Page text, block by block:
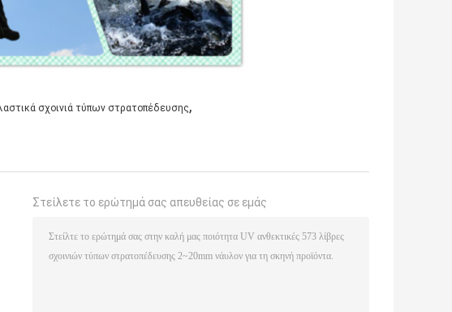
σχοινιά τύπων στρατοπέδευσης,
Στείλετε το ερώτημά σας απευθείας σε εμάς